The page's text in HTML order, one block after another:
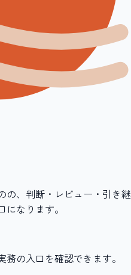
の、判断・レビュー・引き継
なります。
の入口を確認できます。